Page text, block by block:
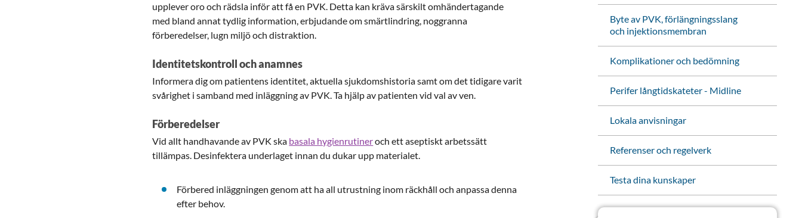
upplever oro och rädsla inför att få en PVK. Detta kan kräva särskilt omhändertagande
med bland annat tydlig information, erbjudande om smärtlindring, noggranna
förberedelser, lugn miljö och distraktion.
Identitetskontroll och anamnes
Informera dig om patientens identitet, aktuella sjukdomshistoria samt om det tidigare varit
svårighet i samband med inläggning av PVK. Ta hjälp av patienten vid val av ven.
Förberedelser
Vid allt handhavande av PVK ska basala hygienrutineroch ett aseptiskt arbetssätt
tillämpas. Desinfektera underlaget innan du dukar upp materialet.
Förbered inläggningen genom att ha all utrustning inom räckhåll och anpassa denna
efter behov.
Byte av PVK, förlängningsslang
och injektionsmembran
Komplikationer och bedömning
Perifer långtidskateter - Midline
Lokala anvisningar
Referenser och regelverk
Testa dina kunskaper